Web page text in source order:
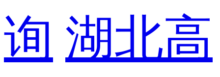
询 湖北高